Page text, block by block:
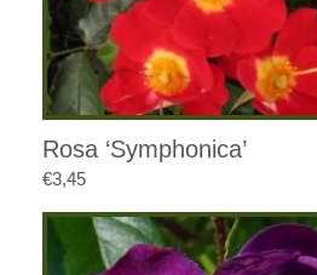
Rosa ‘Symphonica’
€3,45